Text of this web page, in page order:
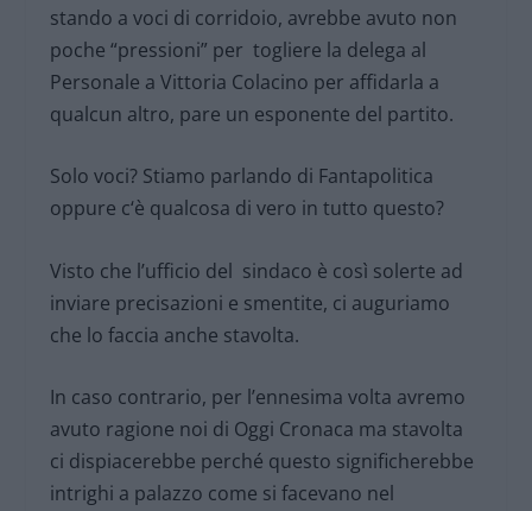
stando a voci di corridoio, avrebbe avuto non
poche “pressioni” per togliere la delega al
Personale a Vittoria Colacino per affidarla a
qualcun altro, pare un esponente del partito.
Solo voci? Stiamo parlando di Fantapolitica
oppure c‘è qualcosa di vero in tutto questo?
Visto che l’ufficio del sindaco è così solerte ad
inviare precisazioni e smentite, ci auguriamo
che lo faccia anche stavolta.
In caso contrario, per l’ennesima volta avremo
avuto ragione noi di Oggi Cronaca ma stavolta
ci dispiacerebbe perché questo significherebbe
intrighi a palazzo come si facevano nel